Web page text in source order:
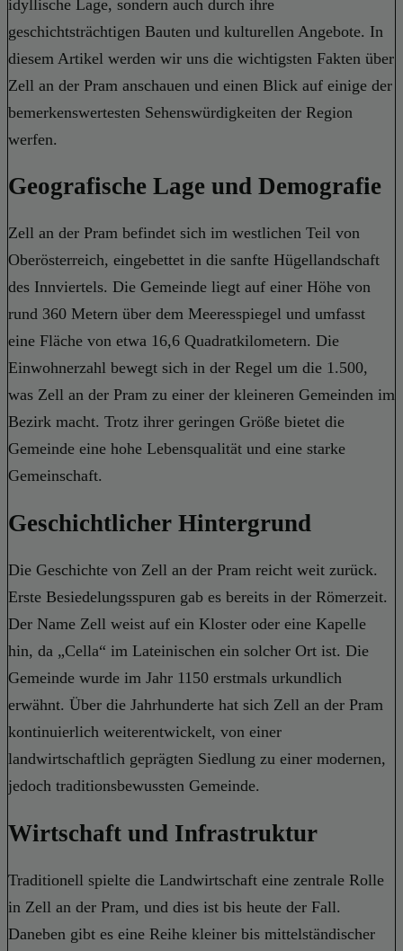
idyllische Lage, sondern auch durch ihre
geschichtsträchtigen Bauten und kulturellen Angebote. In
diesem Artikel werden wir uns die wichtigsten Fakten über
Zell an der Pram anschauen und einen Blick auf einige der
bemerkenswertesten Sehenswürdigkeiten der Region
werfen.
Geografische Lage und Demografie
Zell an der Pram befindet sich im westlichen Teil von
Oberösterreich, eingebettet in die sanfte Hügellandschaft
des Innviertels. Die Gemeinde liegt auf einer Höhe von
rund 360 Metern über dem Meeresspiegel und umfasst
eine Fläche von etwa 16,6 Quadratkilometern. Die
Einwohnerzahl bewegt sich in der Regel um die 1.500,
was Zell an der Pram zu einer der kleineren Gemeinden im
Bezirk macht. Trotz ihrer geringen Größe bietet die
Gemeinde eine hohe Lebensqualität und eine starke
Gemeinschaft.
Geschichtlicher Hintergrund
Die Geschichte von Zell an der Pram reicht weit zurück.
Erste Besiedelungsspuren gab es bereits in der Römerzeit.
Der Name Zell weist auf ein Kloster oder eine Kapelle
hin, da „Cella“ im Lateinischen ein solcher Ort ist. Die
Gemeinde wurde im Jahr 1150 erstmals urkundlich
erwähnt. Über die Jahrhunderte hat sich Zell an der Pram
kontinuierlich weiterentwickelt, von einer
landwirtschaftlich geprägten Siedlung zu einer modernen,
jedoch traditionsbewussten Gemeinde.
Wirtschaft und Infrastruktur
Traditionell spielte die Landwirtschaft eine zentrale Rolle
in Zell an der Pram, und dies ist bis heute der Fall.
Daneben gibt es eine Reihe kleiner bis mittelständischer